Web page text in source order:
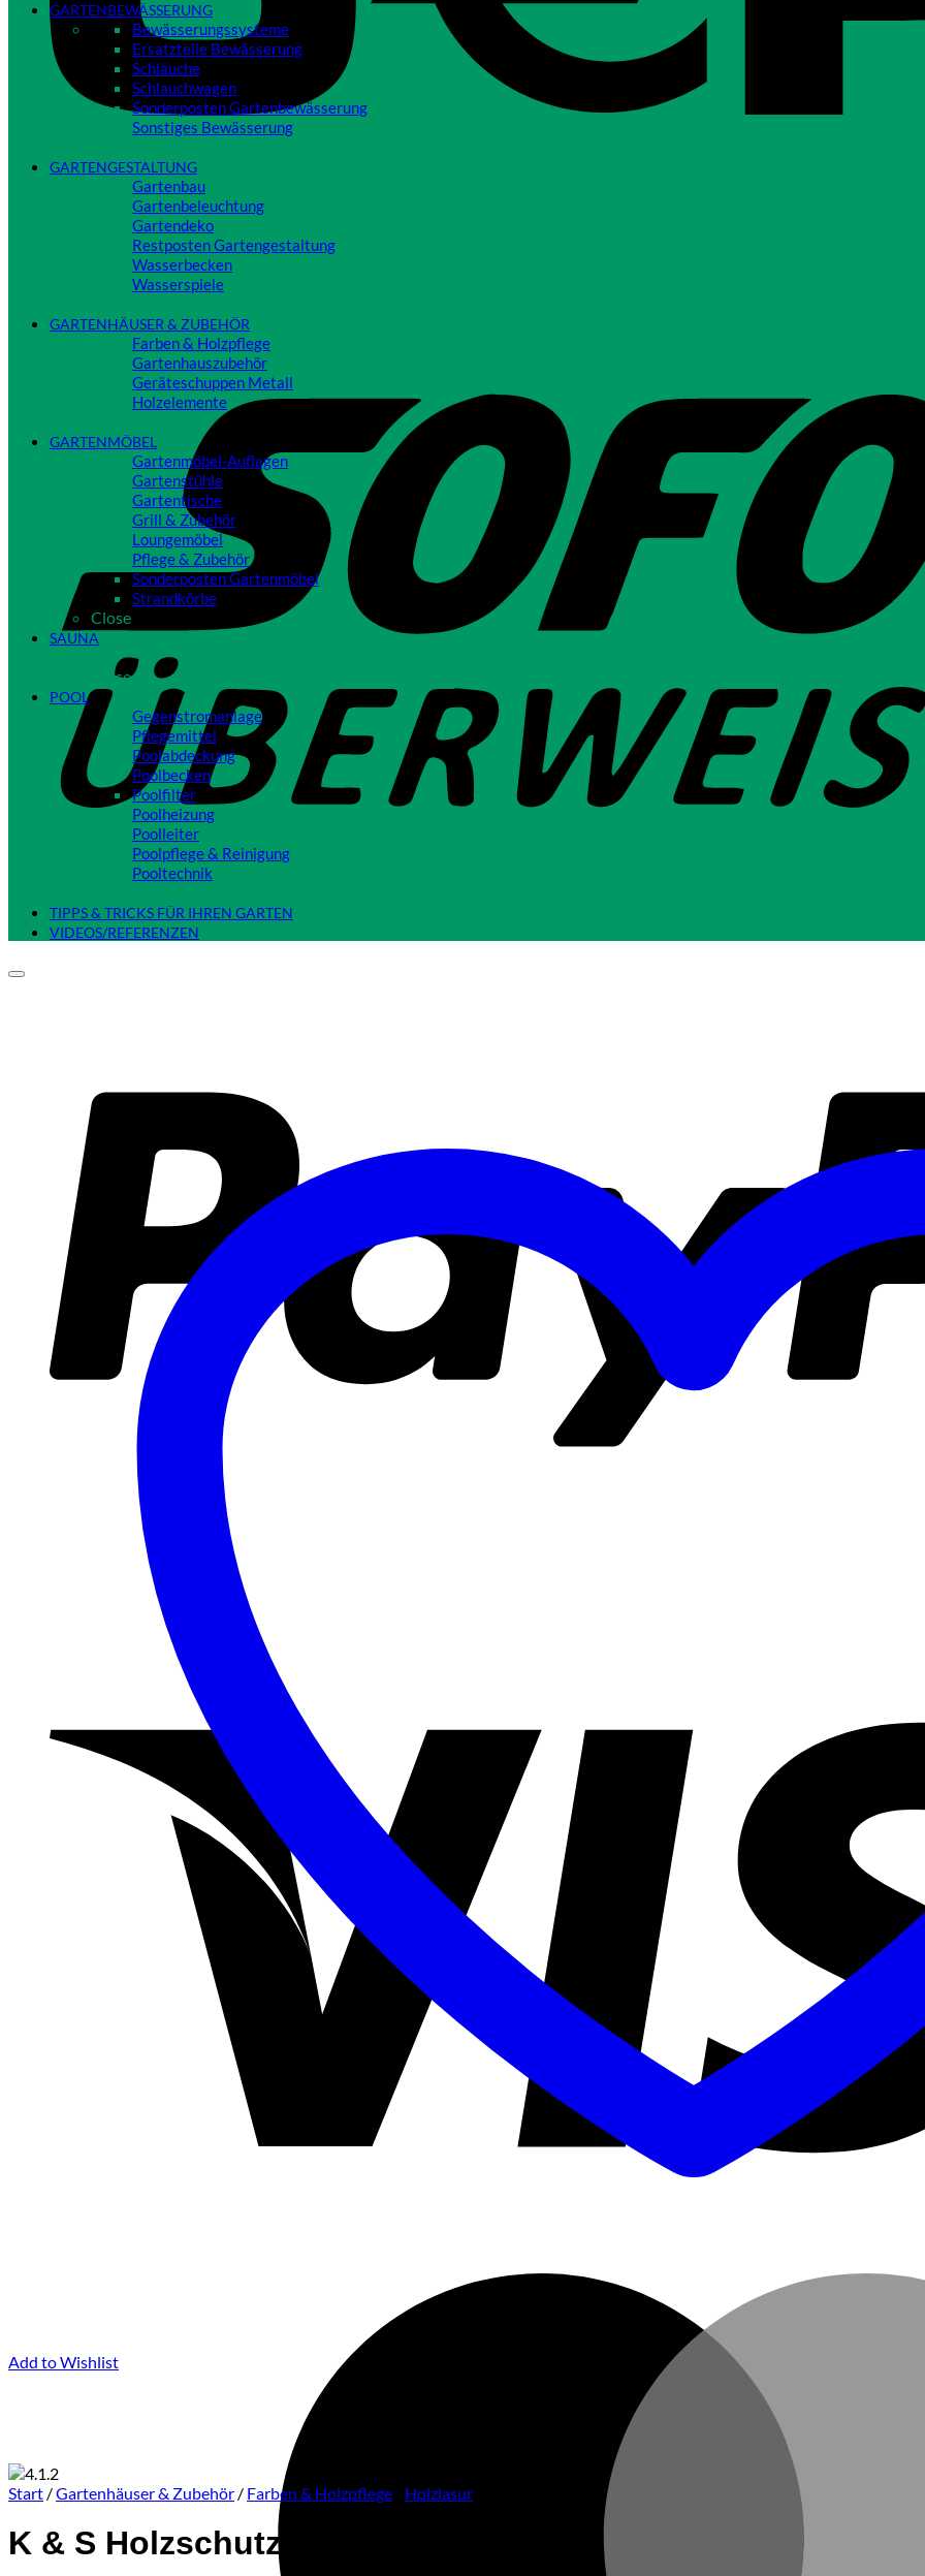
GARTENBEWÄSSERUNG
Bewässerungssysteme
Ersatzteile Bewässerung
Schläuche
Schlauchwagen
Sonderposten Gartenbewässerung
Sonstiges Bewässerung
GARTENGESTALTUNG
Gartenbau
Gartenbeleuchtung
Gartendeko
Restposten Gartengestaltung
Wasserbecken
Wasserspiele
GARTENHÄUSER & ZUBEHÖR
Farben & Holzpflege
Gartenhauszubehör
Geräteschuppen Metall
Holzelemente
GARTENMÖBEL
Gartenmöbel-Auflagen
Gartenstühle
Gartentische
Grill & Zubehör
Loungemöbel
Pflege & Zubehör
Sonderposten Gartenmöbel
Strandkörbe
Close
SAUNA
Close
POOL
Gegenstromanlage
Pflegemittel
Poolabdeckung
Poolbecken
Poolfilter
Poolheizung
Poolleiter
Poolpflege & Reinigung
Pooltechnik
TIPPS & TRICKS FÜR IHREN GARTEN
VIDEOS/REFERENZEN
Add to Wishlist
Start /Gartenhäuser & Zubehör / Farben & Holzpflege Holzlasur
K & S Holzschutzlasur Pinie-Kiefer